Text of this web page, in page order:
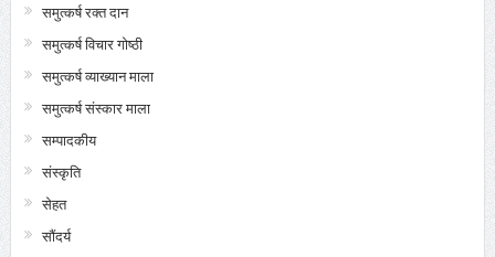
समुत्कर्ष रक्त दान
समुत्कर्ष विचार गोष्ठी
समुत्कर्ष व्याख्यान माला
समुत्कर्ष संस्कार माला
सम्पादकीय
संस्कृति
सेहत
सौंदर्य